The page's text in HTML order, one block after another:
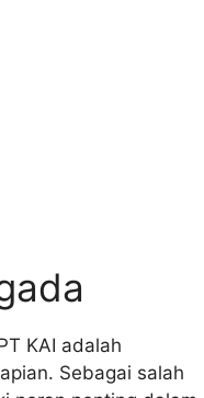
KAI adalah
Sebagai salah